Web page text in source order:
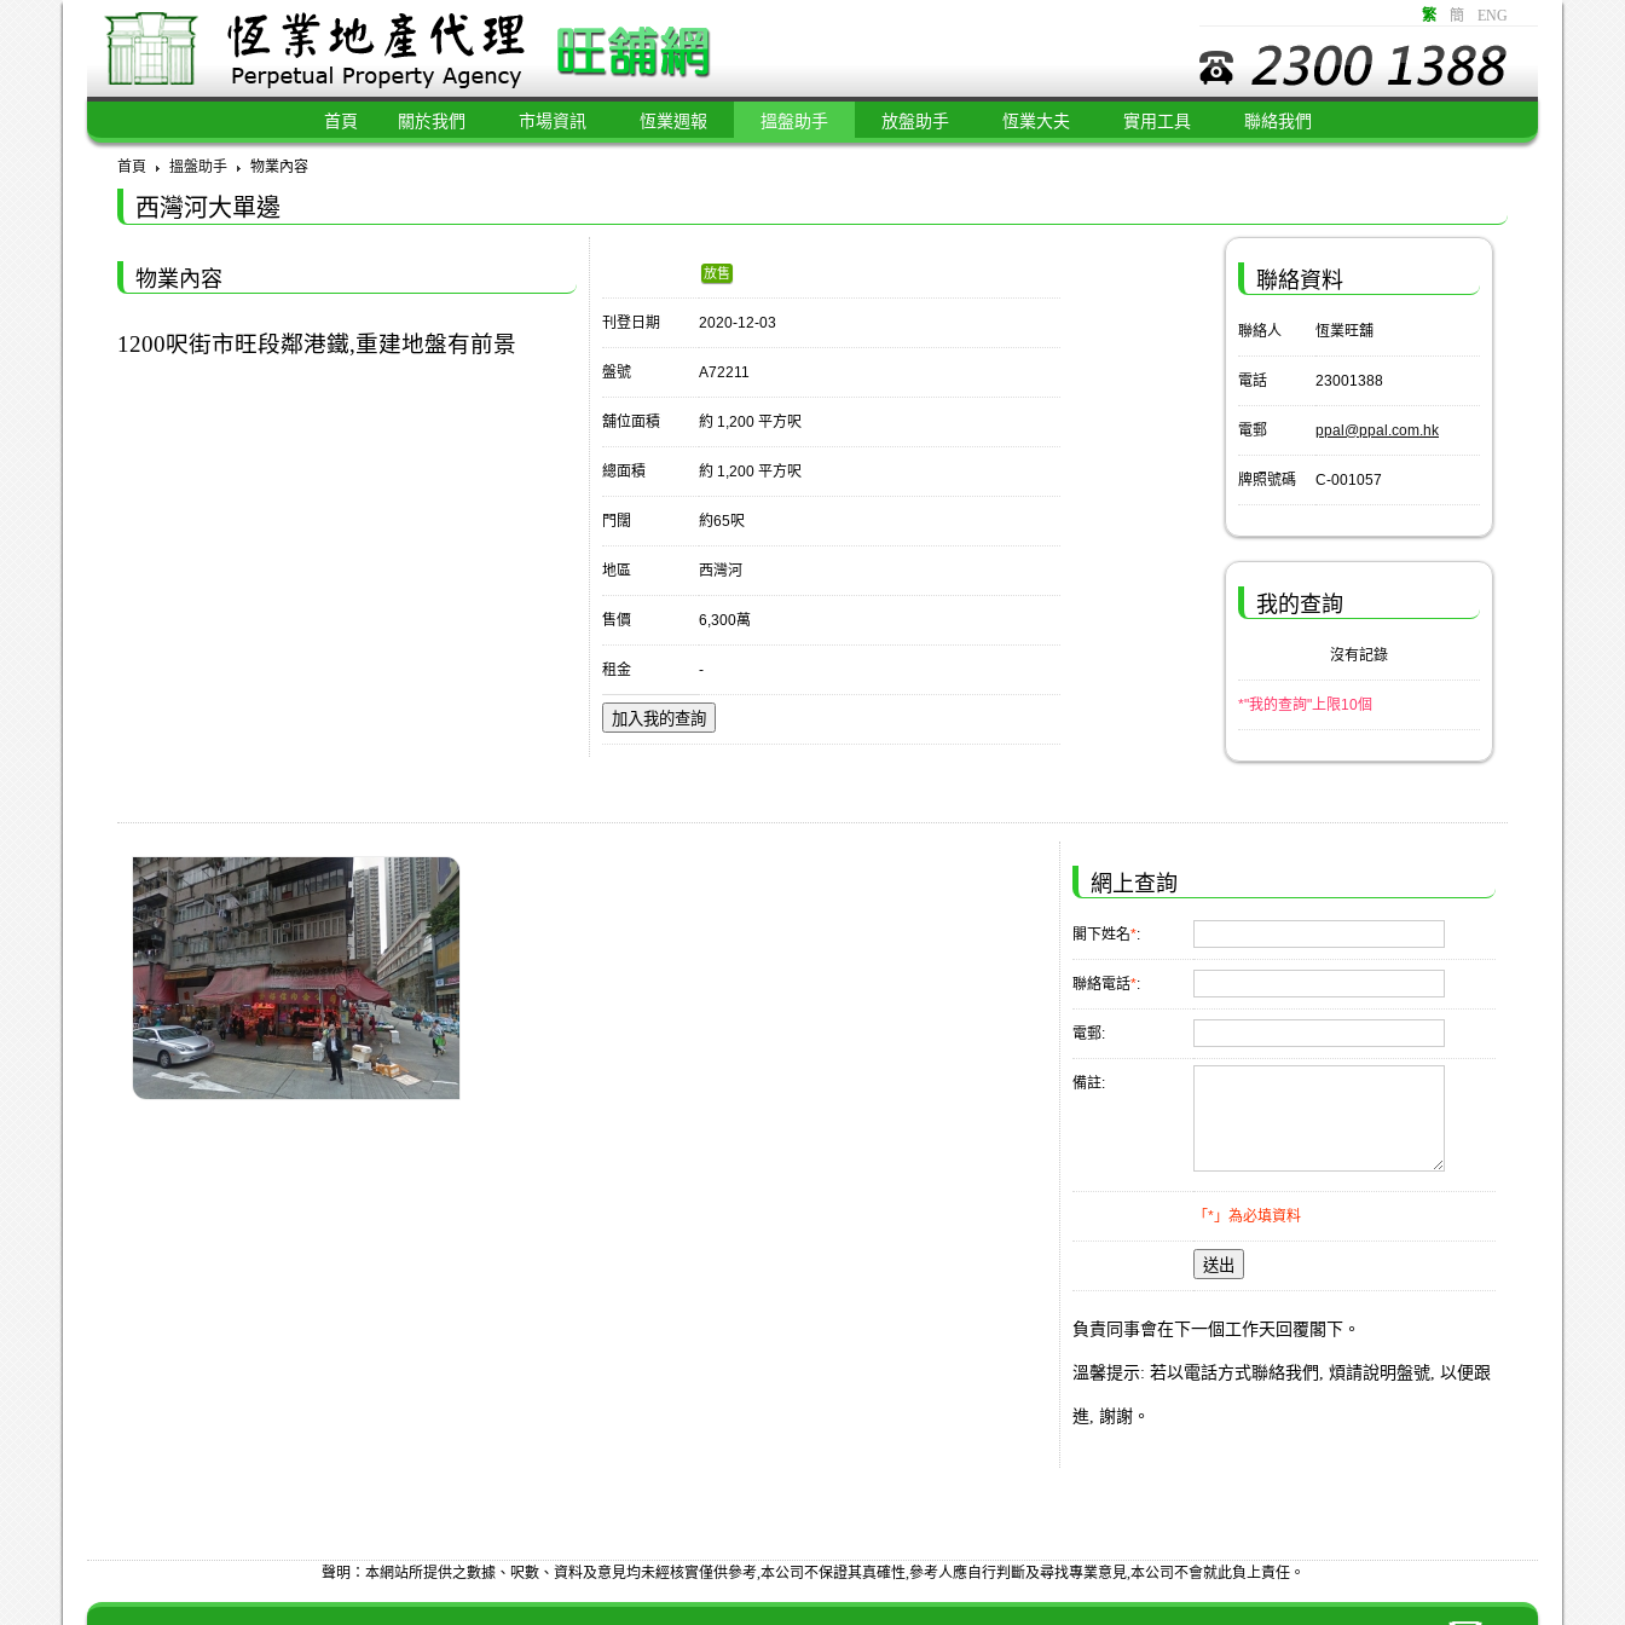
繁 簡 ENG
首頁 關於我們 市場資訊 恆業週報 搵盤助手 放盤助手 恆業大夫 實用工具 聯絡我們
首頁 搵盤助手 物業內容
西灣河大單邊
物業內容
1200呎街市旺段鄰港鐵,重建地盤有前景
放售
刊登日期 2020-12-03
盤號 A72211
舖位面積 約 1,200 平方呎
總面積 約 1,200 平方呎
門闊 約65呎
地區 西灣河
售價 6,300萬
租金 -
加入我的查詢
聯絡資料
聯絡人 恆業旺舖
電話 23001388
電郵 ppal@ppal.com.hk
牌照號碼 C-001057
我的查詢
沒有記錄
*"我的查詢"上限10個
網上查詢
閣下姓名*:
聯絡電話*:
電郵:
備註:
「*」為必填資料
送出
負責同事會在下一個工作天回覆閣下。
溫馨提示: 若以電話方式聯絡我們, 煩請說明盤號, 以便跟
進, 謝謝。
聲明：本網站所提供之數據、呎數、資料及意見均未經核實僅供參考,本公司不保證其真確性,參考人應自行判斷及尋找專業意見,本公司不會就此負上責任。